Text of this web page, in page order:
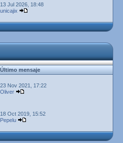
13 Jul 2026, 18:48
unicajix
mensaje
23 Nov 2021, 17:22
Oliver
18 Oct 2019, 15:52
Pepelu